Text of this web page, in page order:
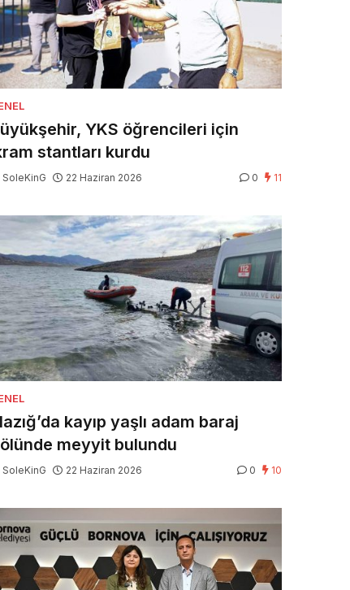
YKS öğrencileri için
stantları kurdu
SoleKinG 22 Haziran 2026 0 11
kayıp yaşlı adam baraj
meyyit bulundu
SoleKinG 22 Haziran 2026 0 10